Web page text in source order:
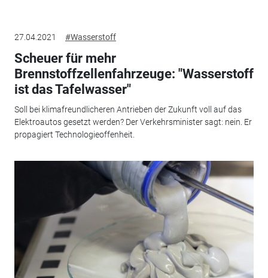
27.04.2021 #Wasserstoff
Scheuer für mehr
Brennstoffzellenfahrzeuge: "Wasserstoff
ist das Tafelwasser"
Soll bei klimafreundlicheren Antrieben der Zukunft voll auf das
Elektroautos gesetzt werden? Der Verkehrsminister sagt: nein. Er
propagiert Technologieoffenheit.